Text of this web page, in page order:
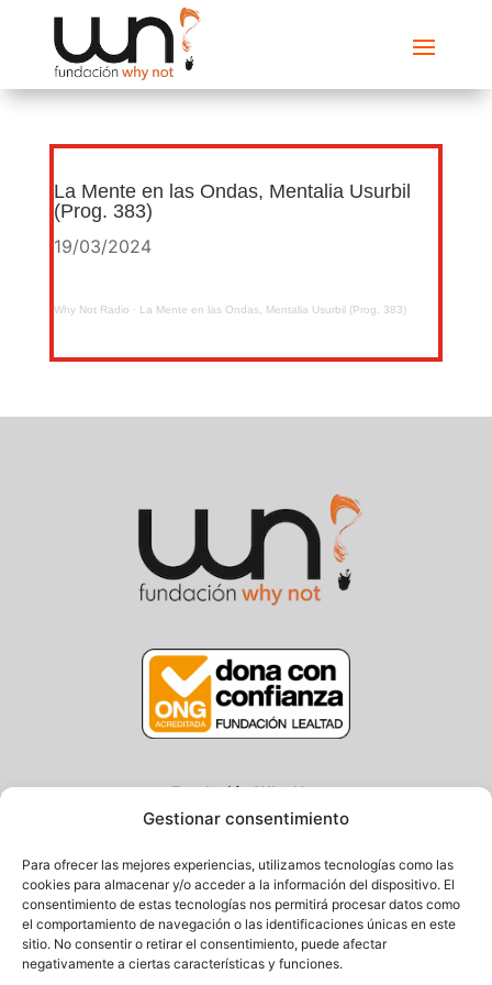
Gestionar consentimiento
Para ofrecer las mejores experiencias, utilizamos tecnologías como las
cookies para almacenar y/o acceder a la información del dispositivo. El
consentimiento de estas tecnologías nos permitirá procesar datos como
el comportamiento de navegación o las identificaciones únicas en este
sitio. No consentir o retirar el consentimiento, puede afectar
negativamente a ciertas características y funciones.
La Mente en las Ondas, Mentalia Usurbil
(Prog. 383)
19/03/2024
Why Not Radio · La Mente en las Ondas, Mentalia Usurbil (Prog. 383)
Fundación Why Not
Centro/Txoko: Particular de Ategorrieta 3, Gros
20013 Donostia – Gipuzkoa
Tel.: (+34) 943 058 694 / 627 014 791
Email: info@fundacionwhynot.org